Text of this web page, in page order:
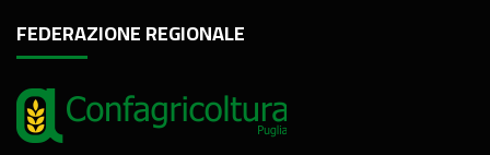
FEDERAZIONE REGIONALE